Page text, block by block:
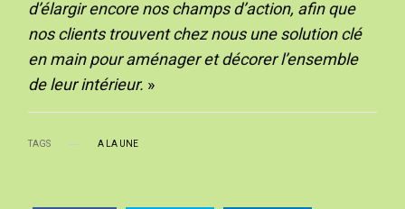
d’élargir encore nos champs d’action, afin que
nos clients trouvent chez nous une solution clé
en main pour aménager et décorer l’ensemble
de leur intérieur. »
TAGS A LA UNE